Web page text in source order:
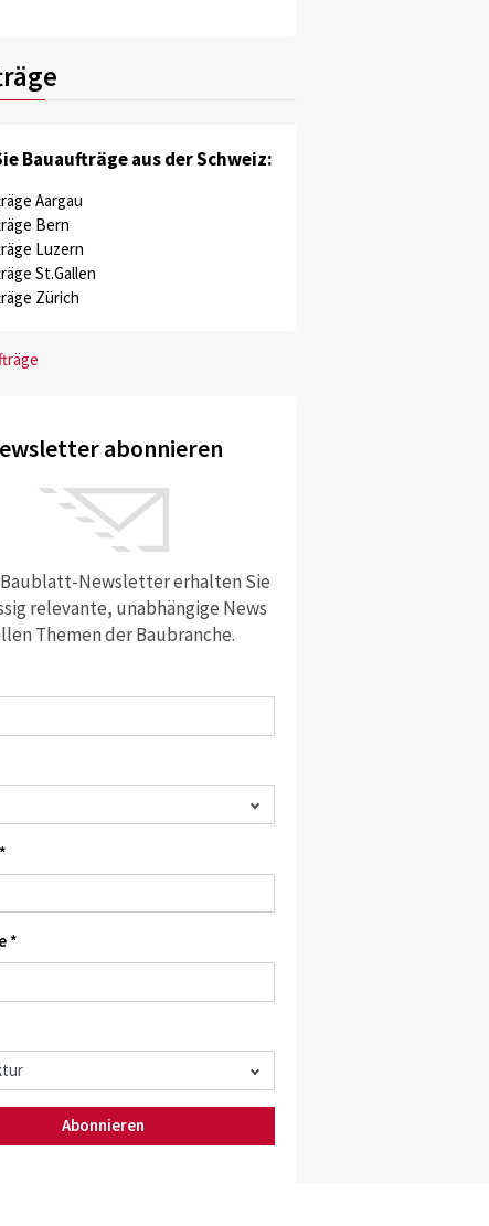
Bauaufträge aus der Schweiz:
Aargau
Bern
Luzern
St.Gallen
Zürich
abonnieren
Newsletter erhalten Sie
relevante, unabhängige News
Themen der Baubranche.
*
Abonnieren